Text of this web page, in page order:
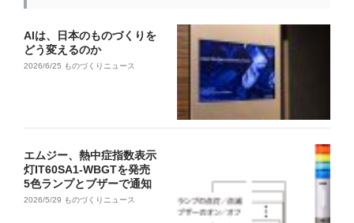
AIは、日本のものづくりを
どう変えるのか
2026/6/25 ものづくりニュース
エムジー、熱中症指数表示
灯IT60SA1-WBGTを発売
5色ランプとブザーで通知
2026/5/29 ものづくりニュース